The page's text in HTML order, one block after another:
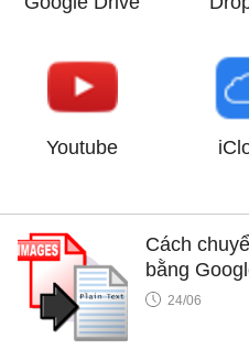
Youtube
Cách
bằng
24/06